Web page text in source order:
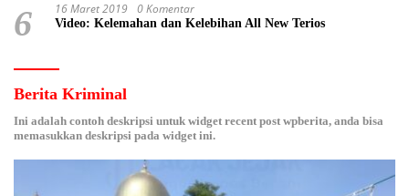
6 16 Maret 2019 0 Komentar
Video: Kelemahan dan Kelebihan All New Terios
Berita Kriminal
Ini adalah contoh deskripsi untuk widget recent post wpberita, anda bisa
memasukkan deskripsi pada widget ini.